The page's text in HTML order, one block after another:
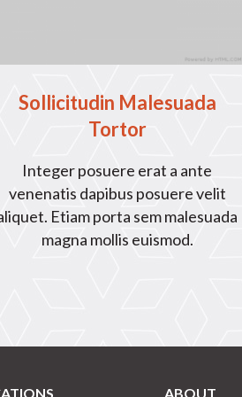
Sollicitudin Malesuada
Tortor
Integer posuere erat a ante
venenatis dapibus posuere velit
Etiam porta sem malesuada
magna mollis euismod.
ABOUT